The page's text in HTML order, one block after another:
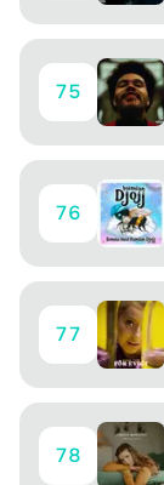
75
76
77
78